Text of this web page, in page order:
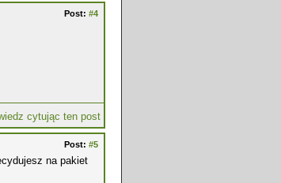
Post: #4
Post: #5
na pakiet